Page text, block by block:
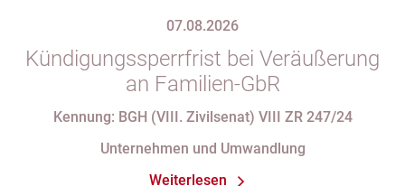
07.08.2026
Kündigungssperrfrist bei Veräußerung
an Familien-GbR
Kennung: BGH (VIII. Zivilsenat) VIII ZR 247/24
Unternehmen und Umwandlung
Weiterlesen